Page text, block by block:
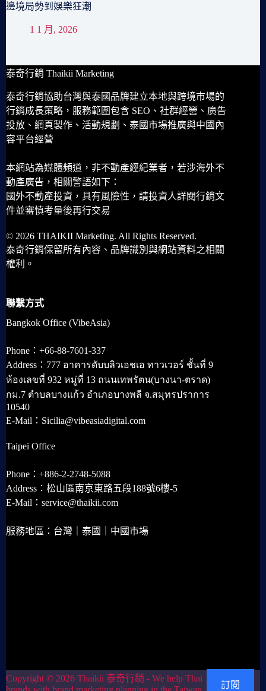
邊境局勢到娛樂狂潮
1 1 月, 2026
泰奇行銷 Thaikii Marketing
泰奇行銷協助台灣與泰國品牌建立本地與跨境市場的
行銷成長策略，服務範圍包含 SEO、社群經營、廣告
投放、網頁製作、活動規劃、泰國市場推廣與中國內
容平台經營
本網站為媒體頻道，非不動產經紀業者，若涉海外不
動產廣告，相關警語如下：
國外不動產投資，具有風險性，請投資人詳閱行銷文
件並審慎考量後再行交易
© 2026 THAIKII Marketing. All Rights Reserved.
泰奇行銷保留所有內容、品牌識別與網站資料之相關
權利。
聯繫方式
Bangkok Office (VibeAsia)
Phone：+66-88-7601-337
Address：777 อาคารดับบลิวเอชเอ ทาวเวอร์ ชั้นที่ 9
ห้องเลขที่ 932 หมู่ที่ 13 ถนนเทพรัตน(บางนา-ตราด)
กม.7 ตำบลบางแก้ว อำเภอบางพลี จ.สมุทรปราการ
10540
E-Mail：Sicilia@vibeasiadigital.com
Taipei Office
Phone：+886-2-2748-5088
Address：松山區南京東路五段188號6樓-5
E-Mail：service@thaikii.com
服務地區：台灣｜泰國｜中國市場
Copyright © 2026 Thaikii 泰奇行銷 - We help Thai
訂閱